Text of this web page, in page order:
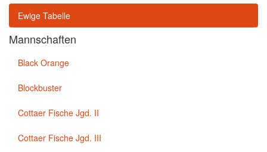
Ewige Tabelle
Mannschaften
Black Orange
Blockbuster
Cottaer Fische Jgd. II
Cottaer Fische Jgd. III